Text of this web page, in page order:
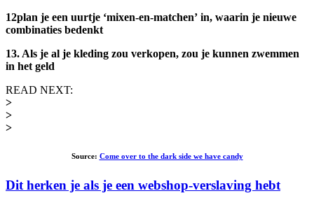
12plan je een uurtje ‘mixen-en-matchen’ in, waarin je nieuwe
combinaties bedenkt
13. Als je al je kleding zou verkopen, zou je kunnen zwemmen
in het geld
READ NEXT:
>
>
>
Source: Come over to the dark side we have candy
Dit herken je als je een webshop-verslaving hebt